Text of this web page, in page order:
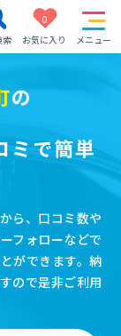
索
0
お気に入り
メニュー
の
ミで簡単
ら、口コミ数や
フォローなどで
ができます。納
ので是非ご利用